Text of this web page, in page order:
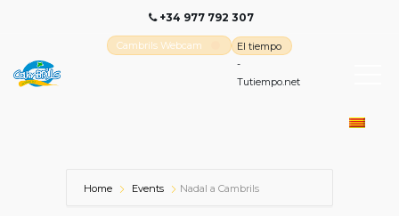
+34 977 792 307
Cambrils Webcam
El tiempo
-
Tutiempo.net
Home Events Nadal a Cambrils